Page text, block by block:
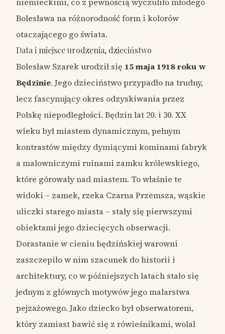
Bolesława na różnorodność form i kolorów
otaczającego go świata.
Data i miejsce urodzenia, dzieciństwo
Bolesław Szarek urodził się 15 maja 1918 roku w
Będzinie. Jego dzieciństwo przypadło na trudny,
lecz fascynujący okres odzyskiwania przez
Polskę niepodległości. Będzin lat 20. i 30. XX
wieku był miastem dynamicznym, pełnym
kontrastów między dymiącymi kominami fabryk
a malowniczymi ruinami zamku królewskiego,
które górowały nad miastem. To właśnie te
widoki – zamek, rzeka Czarna Przemsza, wąskie
uliczki starego miasta – stały się pierwszymi
obiektami jego dziecięcych obserwacji.
Dorastanie w cieniu będzińskiej warowni
zaszczepiło w nim szacunek do historii i
architektury, co w późniejszych latach stało się
jednym z głównych motywów jego malarstwa
pejzażowego. Jako dziecko był obserwatorem,
który zamiast bawić się z rówieśnikami, wolał